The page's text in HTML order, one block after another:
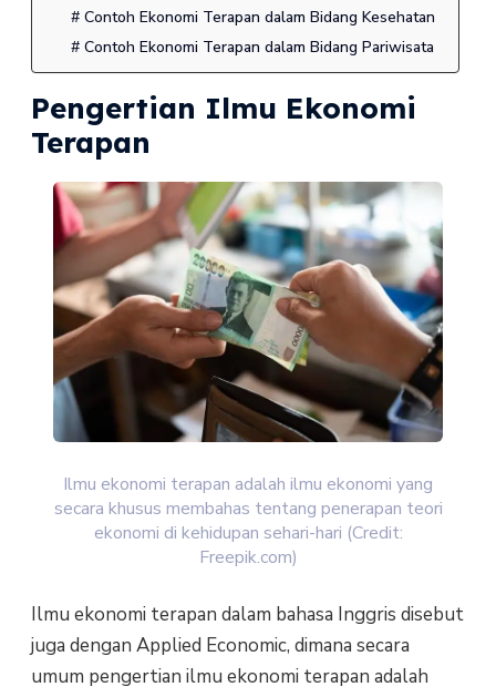
# Contoh Ekonomi Terapan dalam Bidang Kesehatan
# Contoh Ekonomi Terapan dalam Bidang Pariwisata
Pengertian Ilmu Ekonomi
Terapan
Ilmu ekonomi terapan adalah ilmu ekonomi yang
secara khusus membahas tentang penerapan teori
ekonomi di kehidupan sehari-hari (Credit:
Freepik.com)
Ilmu ekonomi terapan dalam bahasa Inggris disebut
juga dengan Applied Economic, dimana secara
umum pengertian ilmu ekonomi terapan adalah